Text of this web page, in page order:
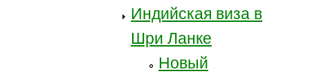
Индийская виза в
Шри Ланке
Новый